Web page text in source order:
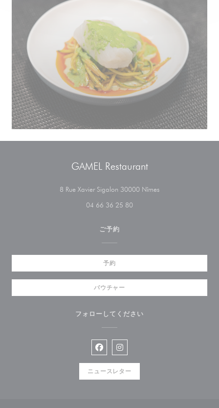
GAMEL Restaurant
8 Rue Xavier Sigalon 30000 Nîmes((新しいウィンド
04 66 36 25 80
ご予約
予約
バウチャー
フォローしてください
Facebook ((新しいウィンドウで開
Instagram ((新しいウィンド
ニュースレター